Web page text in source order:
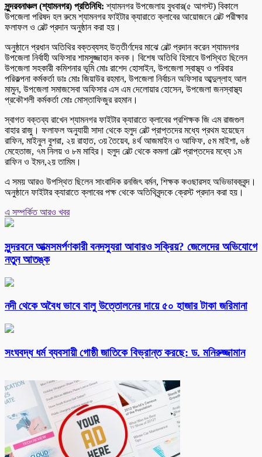
সুন্দরবনাঞ্চল (শ্যামনগর) প্রতিনিধি: শ্যামনগর উপজেলায় বুধবার(৫ আগস্ট) বিকালে
উপজেলা পরিষদ হল রুমে শ্যামনগর ফাইটার ক্যারাতে ক্লাবের আয়োজনে বেল্ট পরীক্ষার
ফলাফল ও বেল্ট প্রদান অনুষ্ঠান করা হয়।
অনুষ্ঠানে প্রধান অতিথির বক্তব্যসহ উত্তীর্ণদের মাঝে বেল্ট প্রদান করেন শ্যামনগর
উপজেলা নির্বাহী অফিসার শামসুজ্জাহান কনক। বিশেষ অতিথি হিসাবে উপস্থিত ছিলেন
উপজেলা সহকারী কমিশনার ভূমি মোঃ রাশেদ হোসাইন, উপজেলা স্বাস্থ্য ও পরিবার
পরিকল্পনা কর্মকর্তা ডাঃ মোঃ জিয়াউর রহমান, উপজেলা নির্বাচন অফিসার আব্দুল্লাহ আল
মামুন, উপজেলা সমাজসেবা অফিসার এস এম দেলোয়ার হোসেন, উপজেলা জনস্বাস্থ্য
প্রকৌশলী কর্মকর্তা মোঃ মোস্তাফিজুর রহমান।
স্বাগত বক্তব্য রাখেন শ্যামনগর ফাইটার ক্যারাতে ক্লাবের প্রশিক্ষক জি এম রাজগুল
বাহার রাজু। ফলাফল অনুযায়ী সাদা থেকে হলুদ বেল্ট প্রাপ্তদের মধ্যে প্রথম হয়েছেন
রাফিন, মাইনুল বুশরা, ২য় রাহাত, ৩য় তৈয়েব, ৪র্থ আজমাইন ও আফিফ, ৫ম মাইশা, ৬ষ্ঠ
মেহেতাজ, ৭ম নিলয় ও ৮ম মাহির। হলুদ বেল্ট থেকে কমলা বেল্ট প্রাপ্তদের মধ্যে ১ম
রাফিন ও ইমন,২য় তামিম।
এ সময় আরও উপস্থিত ছিলেন সাংবাদিক রনজিৎ বর্মন, শিক্ষক কওছারসহ অভিভাবকবৃন্দ।
অনুষ্ঠানে ফাইটার ক্যারাতে ক্লাবের পক্ষ থেকে অতিথিবৃন্দকে ক্রেস্ট প্রদান করা হয়।
এ সম্পর্কিত আরও খবর
সুন্দরবনে আত্মসমর্পণকারী বনদস্যুরা আবারও সক্রিয়? জেলেদের অভিযোগে
নতুন আতঙ্ক
নদী থেকে অবৈধ ভাবে বালু উত্তোলনের দায়ে ৫০ হাজার টাকা জরিমানা
সংঘবদ্ধ ধর্ম ব্যবসায়ী গোষ্ঠী জাতিকে বিভ্রান্ত করছে: ড. মনিরুজ্জামান